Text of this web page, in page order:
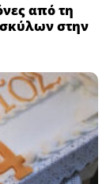
από τη
στην